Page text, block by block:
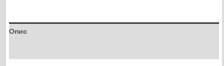
Опис